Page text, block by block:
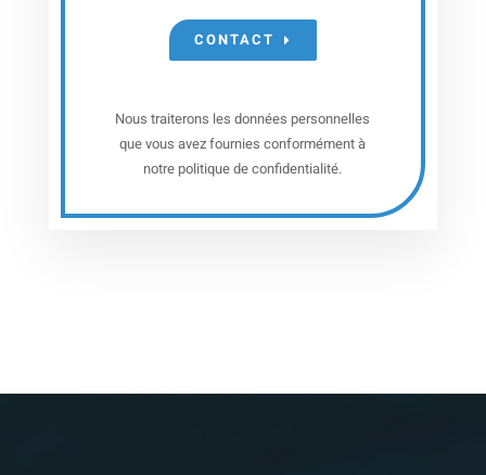
CONTACT
Nous traiterons les données personnelles
que vous avez fournies conformément à
notre politique de confidentialité.